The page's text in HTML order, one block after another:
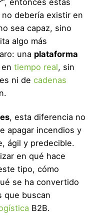
debería existir en
sea capaz, sino
algo más
una plataforma
en tiempo real, sin
ni de cadenas
, esta diferencia no
apagar incendios y
ágil y predecible.
en qué hace
tipo, cómo
se ha convertido
que buscan
B2B.